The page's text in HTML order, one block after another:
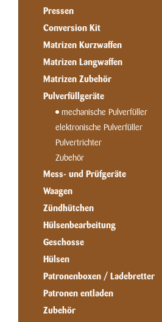
Pressen
Conversion Kit
Matrizen Kurzwaffen
Matrizen Langwaffen
Matrizen Zubehör
Pulverfüllgeräte
mechanische Pulverfüller
elektronische Pulverfüller
Pulvertrichter
Zubehör
Mess- und Prüfgeräte
Waagen
Zündhütchen
Hülsenbearbeitung
Geschosse
Hülsen
Patronenboxen / Ladebretter
Patronen entladen
Zubehör